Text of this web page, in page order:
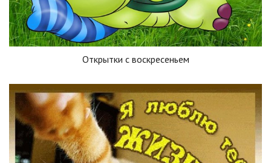
Открытки с воскресеньем